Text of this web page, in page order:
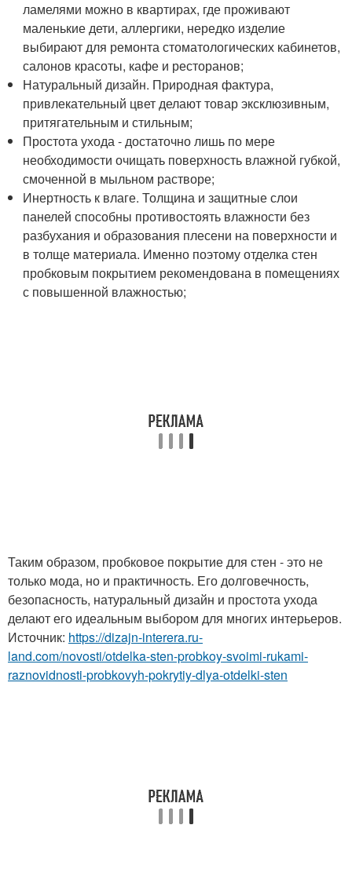
ламелями можно в квартирах, где проживают
маленькие дети, аллергики, нередко изделие
выбирают для ремонта стоматологических кабинетов,
салонов красоты, кафе и ресторанов;
Натуральный дизайн. Природная фактура,
привлекательный цвет делают товар эксклюзивным,
притягательным и стильным;
Простота ухода - достаточно лишь по мере
необходимости очищать поверхность влажной губкой,
смоченной в мыльном растворе;
Инертность к влаге. Толщина и защитные слои
панелей способны противостоять влажности без
разбухания и образования плесени на поверхности и
в толще материала. Именно поэтому отделка стен
пробковым покрытием рекомендована в помещениях
с повышенной влажностью;
Таким образом, пробковое покрытие для стен - это не
только мода, но и практичность. Его долговечность,
безопасность, натуральный дизайн и простота ухода
делают его идеальным выбором для многих интерьеров.
Источник: https://dizajn-interera.ru-
land.com/novosti/otdelka-sten-probkoy-svoimi-rukami-
raznovidnosti-probkovyh-pokrytiy-dlya-otdelki-sten